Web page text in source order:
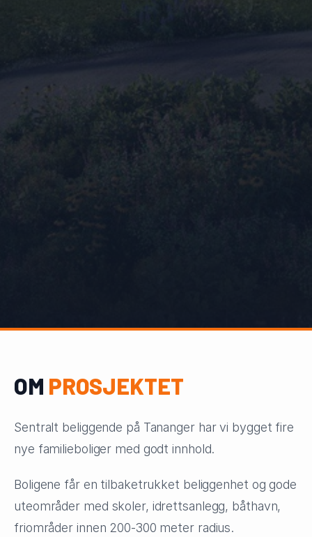
OM PROSJEKTET
Sentralt beliggende på Tananger har vi bygget fire
nye familieboliger med godt innhold.
Boligene får en tilbaketrukket beliggenhet og gode
uteområder med skoler, idrettsanlegg, båthavn,
friområder innen 200-300 meter radius.